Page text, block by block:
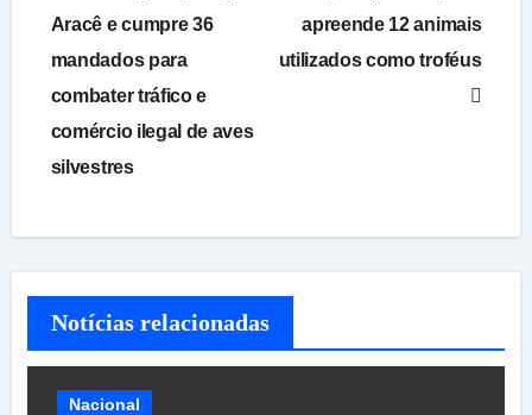
de
Post
Aracê e cumpre 36
mandados para
combater tráfico e
comércio ilegal de aves
silvestres
apreende 12 animais
utilizados como troféus
Notícias relacionadas
Nacional